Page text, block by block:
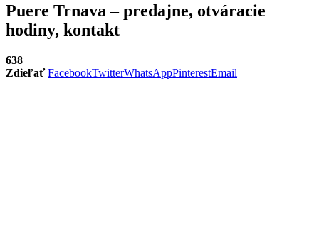
Puere Trnava – predajne, otváracie
hodiny, kontakt
638
Zdieľať FacebookTwitterWhatsAppPinterestEmail